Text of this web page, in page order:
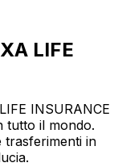
LIFE
INSURANCE
tutto il mondo.
trasferimenti in